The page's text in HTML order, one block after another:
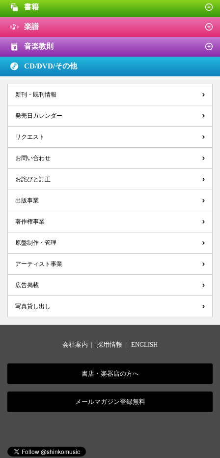
書籍
楽譜
音楽教則
CD/DVD/その他
新刊・既刊情報
発売日カレンダー
リクエスト
お問い合わせ
お詫びと訂正
出版事業
著作権事業
原盤制作・管理
アーティスト事業
広告掲載
写真貸し出し
会社案内 | 採用情報 | ENGLISH
書店・楽器店の方へ
メールマガジン登録無料